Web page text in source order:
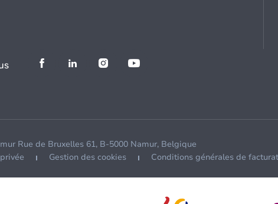
Rue de Bruxelles 61, B-5000 Namur, Belgique
Gestion des cookies Conditions générales de